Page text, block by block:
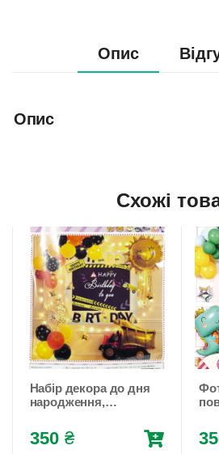
Опис
Опис
Схожі
Набір декора до дня
народження,
кульки)
Різнокольоровий
350 ₴